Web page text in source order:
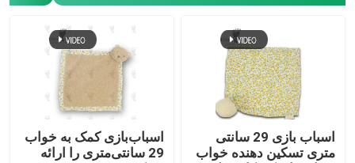
اسباب بازی 29 سانتی
متری تسکین دهنده خواب
اسباب‌بازی کمک به خواب
29 سانتی‌متری را ارائه